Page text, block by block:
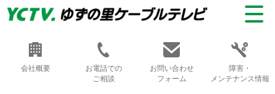
会社概要
お電話での
ご相談
お問い合わせ
フォーム
障害・
メンテナンス情報